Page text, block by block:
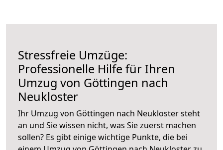
Stressfreie Umzüge:
Professionelle Hilfe für Ihren
Umzug von Göttingen nach
Neukloster
Ihr Umzug von Göttingen nach Neukloster steht
an und Sie wissen nicht, was Sie zuerst machen
sollen? Es gibt einige wichtige Punkte, die bei